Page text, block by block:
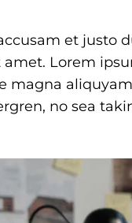
et justo
amet. Lorem
magna
no sea